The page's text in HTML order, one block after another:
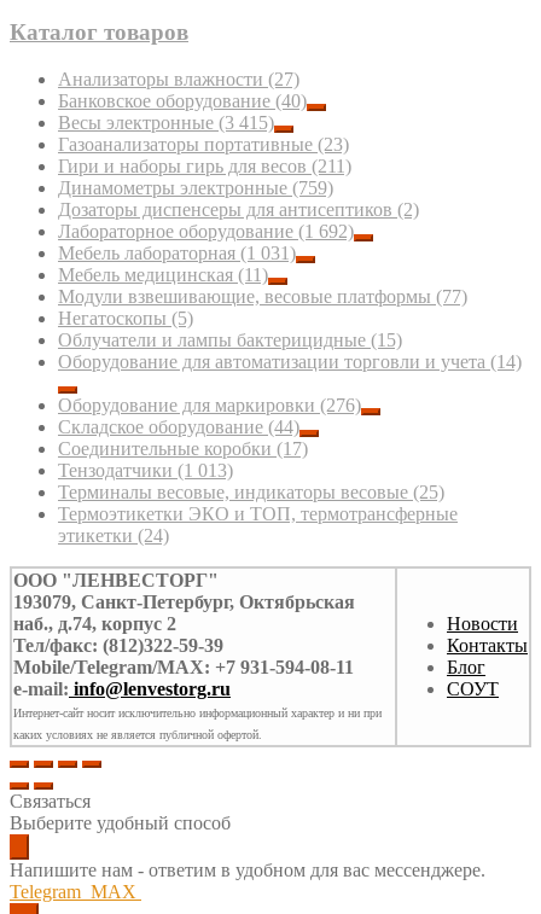
Каталог товаров
Анализаторы влажности (27)
Банковское оборудование (40)
Весы электронные (3 415)
Газоанализаторы портативные (23)
Гири и наборы гирь для весов (211)
Динамометры электронные (759)
Дозаторы диспенсеры для антисептиков (2)
Лабораторное оборудование (1 692)
Мебель лабораторная (1 031)
Мебель медицинская (11)
Модули взвешивающие, весовые платформы (77)
Негатоскопы (5)
Облучатели и лампы бактерицидные (15)
Оборудование для автоматизации торговли и учета (14)
Оборудование для маркировки (276)
Складское оборудование (44)
Соединительные коробки (17)
Тензодатчики (1 013)
Терминалы весовые, индикаторы весовые (25)
Термоэтикетки ЭКО и ТОП, термотрансферные
этикетки (24)
ООО "ЛЕНВЕСТОРГ"
193079, Санкт-Петербург, Октябрьская
наб., д.74, корпус 2
Тел/факс: (812)322-59-39
Mobile/Telegram/MAX: +7 931-594-08-11
e-mail: info@lenvestorg.ru
Интернет-сайт носит исключительно информационный характер и ни при
каких условиях не является публичной офертой.
Новости
Контакты
Блог
СОУТ
Связаться
Выберите удобный способ
Напишите нам - ответим в удобном для вас мессенджере.
Telegram MAX